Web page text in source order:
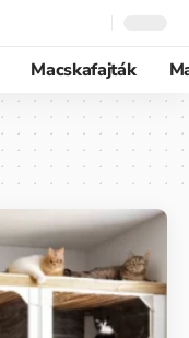
Macskafajták